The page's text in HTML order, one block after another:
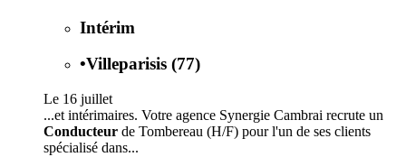
Intérim
•Villeparisis (77)
Le 16 juillet
...et intérimaires. Votre agence Synergie Cambrai recrute un
Conducteur de Tombereau (H/F) pour l'un de ses clients
spécialisé dans...